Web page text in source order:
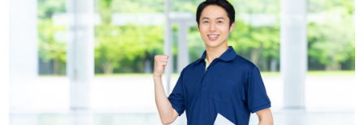
も大きな魅力です。
今後も新規出店が続々と予定されているケア21グループ
で、あなたも自分のスキルを試してみませんか？お問い合
わせは、LINEやメール、お電話でお気軽にどうぞ。転職支
援のプロが無料でサポートし、あなたの新たなスタートを
後押しします。